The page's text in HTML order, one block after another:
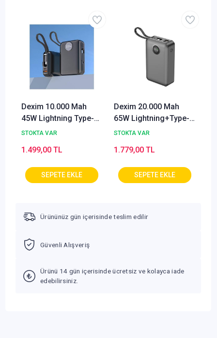
Dexim 10.000 Mah
45W Lightning Type-C
Kablolu Hızlı
Kaynağı Şarj Cihazı
STOKTA VAR
1.499,00 TL
Dexim 20.000 Mah
65W Lightning+Type-C
Kablolu Hızlı Şarj
Kaynağı Şarj Cihazı
STOKTA VAR
1.779,00 TL
Ürününüz gün içerisinde teslim edilir
Güvenli Alışveriş
Ürünü 14 gün içerisinde ücretsiz ve kolayca iade
edebilirsiniz.